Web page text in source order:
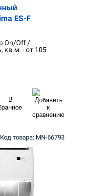
ES-F
On/Off /
кв.м. - от 105
Код товара: MN-66793